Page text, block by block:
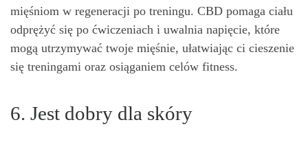
mięśniom w regeneracji po treningu. CBD pomaga ciału
odprężyć się po ćwiczeniach i uwalnia napięcie, które
mogą utrzymywać twoje mięśnie, ułatwiając ci cieszenie
się treningami oraz osiąganiem celów fitness.
6. Jest dobry dla skóry